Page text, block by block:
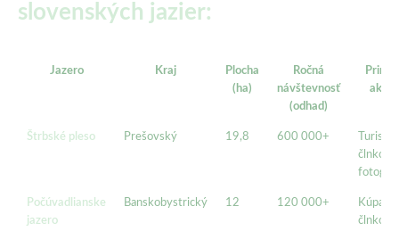
slovenských jazier:
Jazero Kraj
Plocha
(ha)
Ročná
návštevnosť
(odhad)
Štrbské pleso Prešovský 19,8 600 000+
Počúvadlianske
jazero
Banskobystrický 12 120 000+